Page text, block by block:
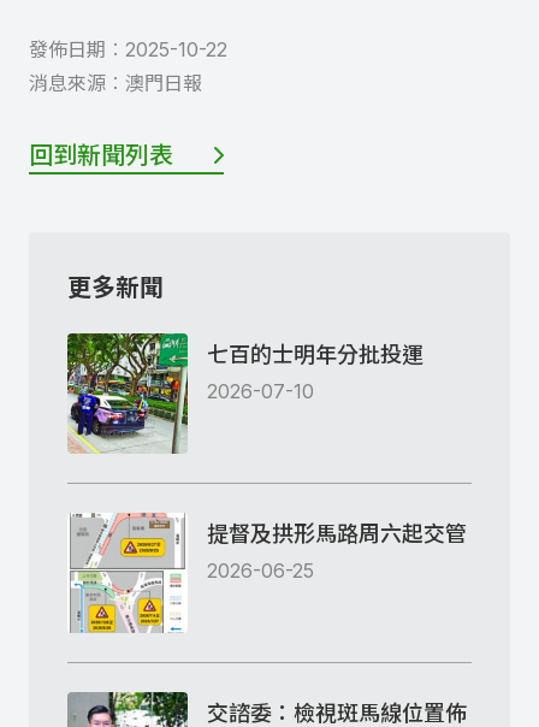
發佈日期︰ 2025-10-22
消息來源︰ 澳門日報
回到新聞列表
更多新聞
七百的士明年分批投運
2026-07-10
提督及拱形馬路周六起交管
2026-06-25
交諮委：檢視斑馬線位置佈